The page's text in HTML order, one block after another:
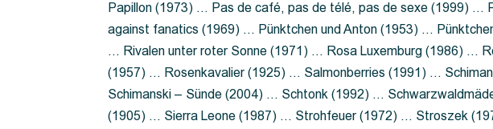
Papillon (1973) … Pas de café, pas de télé, pas de sexe (1999) …
against fanatics (1969) … Pünktchen und Anton (1953) …
… Rivalen unter roter Sonne (1971) … Rosa Luxemburg (1986) …
(1957) … Rosenkavalier (1925) … Salmonberries (1991) …
Schimanski – Sünde (2004) … Schtonk (1992) …
(1905) … Sierra Leone (1987) … Strohfeuer (1972) … Stroszek